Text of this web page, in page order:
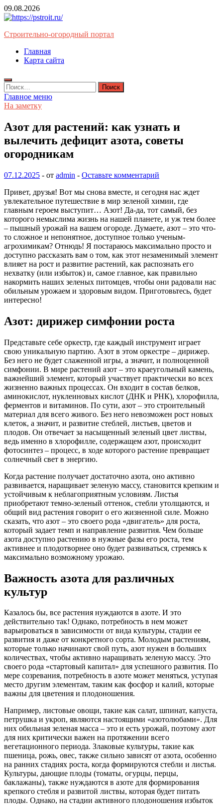
Перейти
к
09.08.2026
Строительно-огородный портал
Главная
Карта сайта
Найти:
Главное меню
На заметку
Азот для растений: как узнать и
вылечить дефицит азота, советы
огородникам
07.12.2025 - от admin - Оставьте комментарий
Привет, друзья! Вот мы снова вместе, и сегодня нас ждет
увлекательное путешествие в мир зеленой химии, где
главным героем выступит… Азот! Да-да, тот самый, без
которого немыслима жизнь на нашей планете, и уж тем более
– пышный урожай на вашем огороде. Думаете, азот – это что-
то сложное и непонятное, доступное только ученым-
агрохимикам? Отнюдь! Я постараюсь максимально просто и
доступно рассказать вам о том, как этот незаменимый элемент
влияет на рост и развитие растений, как распознать его
нехватку (или избыток) и, самое главное, как правильно
накормить наших зеленых питомцев, чтобы они радовали нас
обильным урожаем и здоровым видом. Приготовьтесь, будет
интересно!
Азот: дирижер симфонии роста
Представьте себе оркестр, где каждый инструмент играет
свою уникальную партию. Азот в этом оркестре – дирижер.
Без него не будет слаженной игры, а значит, и полноценной
симфонии. В мире растений азот – это краеугольный камень,
важнейший элемент, который участвует практически во всех
жизненно важных процессах. Он входит в состав белков,
аминокислот, нуклеиновых кислот (ДНК и РНК), хлорофилла,
ферментов и витаминов. По сути, азот – это строительный
материал для всего живого. Без него невозможен рост новых
клеток, а значит, и развитие стеблей, листьев, цветов и
плодов. Он отвечает за насыщенный зеленый цвет листвы,
ведь именно в хлорофилле, содержащем азот, происходит
фотосинтез – процесс, в ходе которого растение превращает
солнечный свет в энергию.
Когда растение получает достаточно азота, оно активно
развивается, наращивает зеленую массу, становится крепким и
устойчивым к неблагоприятным условиям. Листья
приобретают темно-зеленый оттенок, стебли утолщаются, и
общий вид растения говорит о его жизненной силе. Можно
сказать, что азот – это своего рода «двигатель» для роста,
который задает темп и направление развития. Чем больше
азота доступно растению в нужные фазы его роста, тем
активнее и плодотворнее оно будет развиваться, стремясь к
максимально возможному урожаю.
Важность азота для различных
культур
Казалось бы, все растения нуждаются в азоте. И это
действительно так! Однако, потребность в нем может
варьироваться в зависимости от вида культуры, стадии ее
развития и даже от конкретного сорта. Молодым растениям,
которые только начинают свой путь, азот нужен в больших
количествах, чтобы активно наращивать зеленую массу. Это
своего рода «стартовый капитал» для успешного развития. По
мере созревания, потребность в азоте может меняться, уступая
место другим элементам, таким как фосфор и калий, которые
важны для цветения и плодоношения.
Например, листовые овощи, такие как салат, шпинат, капуста,
петрушка и укроп, являются настоящими «азотолюбами». Для
них обильная зеленая масса – это и есть урожай, поэтому азот
для них критически важен на протяжении всего
вегетационного периода. Злаковые культуры, такие как
пшеница, рожь, овес, также сильно зависят от азота, особенно
на ранних стадиях роста, когда формируются стебли и листья.
Культуры, дающие плоды (томаты, огурцы, перцы,
баклажаны), также нуждаются в азоте для формирования
крепкого стебля и развитой листвы, которая будет питать
плоды. Однако, на стадии активного плодоношения избыток